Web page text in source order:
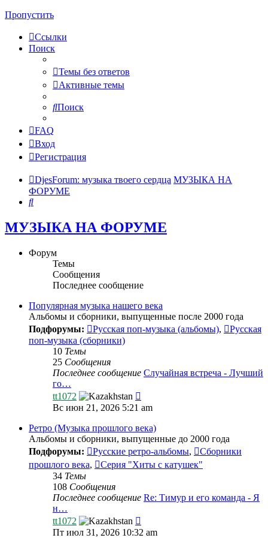
Пропустить
Ссылки
Поиск
Темы без ответов
Активные темы
Поиск
FAQ
Вход
Регистрация
DjesForum: музыка твоего сердца МУЗЫКА НА
ФОРУМЕ
Поиск
МУЗЫКА НА ФОРУМЕ
Форум
Темы
Сообщения
Последнее сообщение
Популярная музыка нашего века
Альбомы и сборники, выпущенные после 2000 года
Подфорумы:
Русская поп-музыка (альбомы),
Русская
поп-музыка (сборники)
10 Темы
25 Сообщения
Последнее сообщение Случайная встреча - Лучший
го…
tt1072
к
сообщению
Вс июн 21, 2026 5:21 am
Ретро (Музыка прошлого века)
Альбомы и сборники, выпущенные до 2000 года
Подфорумы:
Русские ретро-альбомы,
Сборники
прошлого века,
Серия "Хиты с катушек"
34 Темы
108 Сообщения
Последнее сообщение Re: Тимур и его команда - Я
н…
tt1072
к
Пт июл 31, 2026 10:32 am